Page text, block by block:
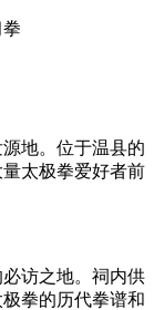
地。位于温县的
太极拳爱好者前
访之地。祠内供
拳的历代拳谱和